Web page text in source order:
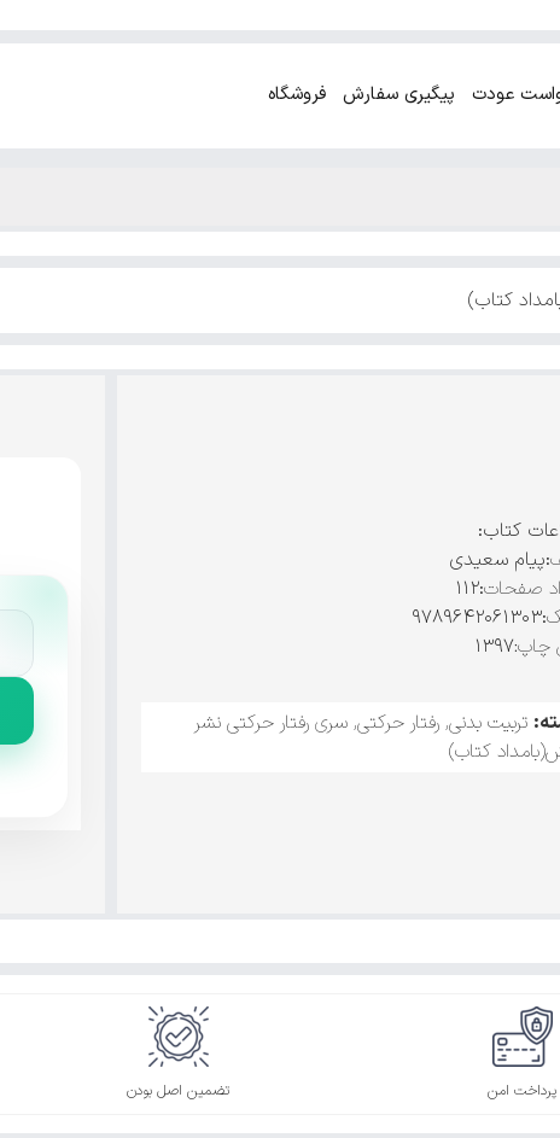
عودت پیگیری سفارش فروشگاه
کتاب)
کتاب:
:پیام سعیدی
صفحات:۱۱۲
:۹۷۸۹۶۴۲۰۶۱۳۰۳
چاپ:۱۳۹۷
تربیت بدنی, رفتار حرکتی, سری رفتار حرکتی نشر
کتاب)
پرداخت امن تضمین اصل بودن